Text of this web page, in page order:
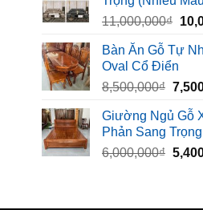
11,000,000₫ Giá
là:
Bàn Ăn Gỗ Tự
Oval Cổ Điển
8,500,000₫ Giá
là:
Giường Ngủ Gỗ
Phản Sang Trọng
6,000,000₫ Giá